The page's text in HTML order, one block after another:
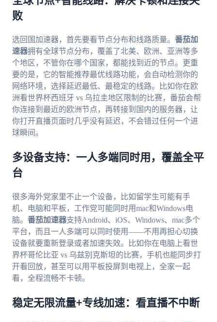
败
选回国加速器，首先要看节点分布和线路质量。 番茄加
速器拥有全球节点分布，覆盖了北美、欧洲、亚洲等多
个地区，不管你在哪个国家，都能找到近的节点。更重
要的是，它的智能推荐最优线路功能，会自动检测你的
网络环境，选择延迟最低、最稳定的线路。比如你在欧
洲看世界杯西班牙 vs 乌拉圭地区限制的比赛，番茄会帮
你连接到最近的欧洲节点，再转接到国内的服务器，让
你打开直播页面时几乎没有延迟，不会错过任何一个进
球瞬间。
多设备支持：一人多端同时用，覆盖全平
台
很多海外党家里不止一个设备，比如留学生可能有手
机、电脑和平板，工作党可能同时用mac和Windows电
脑。 番茄加速器支持Android、iOS、Windows、mac多个
平台，而且一人多端可以同时使用——不用再担心切换
设备就要重新登录或者加速失效。比如你在电脑上看世
界杯哥伦比亚 vs 乌兹别克斯坦的比赛，手机也能同步打
开看回放，甚至可以用平板投屏到电视上，全家一起
看，全程流畅不卡顿。
稳定无限流量+专线加速：看直播不中断